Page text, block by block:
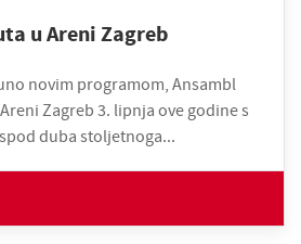
u Areni Zagreb
novim programom, Ansambl
Zagreb 3. lipnja ove godine s
duba stoljetnoga...